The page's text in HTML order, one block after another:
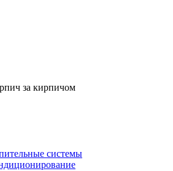
за кирпичом
системы